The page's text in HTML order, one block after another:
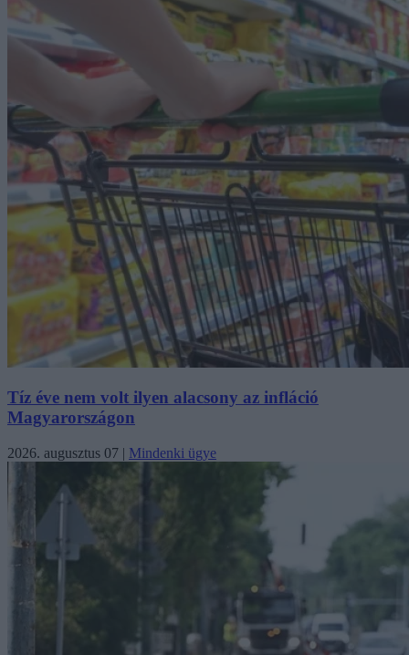
Tíz éve nem volt ilyen alacsony az infláció
Magyarországon
2026. augusztus 07 | Mindenki ügye